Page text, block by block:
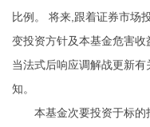
比例。 将来,跟着证券市场
变投资方针及本基金危害
当法式后响应调解战更新
知。
本基金次要投资于标的